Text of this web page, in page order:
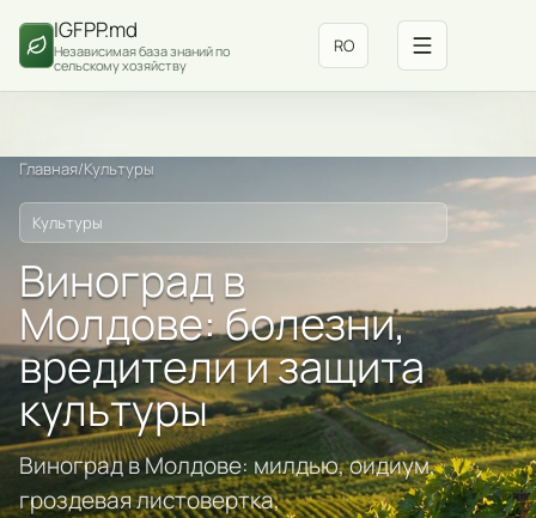
IGFPP.md
Независимая база знаний по
сельскому хозяйству
RO
Главная/Культуры
Культуры
Виноград в
Молдове: болезни,
вредители и защита
культуры
Виноград в Молдове: милдью, оидиум,
гроздевая листовертка,